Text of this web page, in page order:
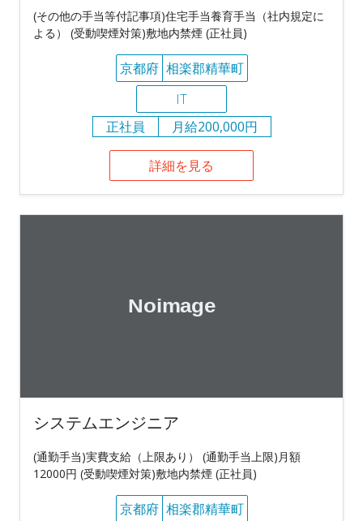
(その他の手当等付記事項)住宅手当養育手当（社内規定に
よる） (受動喫煙対策)敷地内禁煙 (正社員)
京都府 相楽郡精華町
IT
正社員
月給200,000円
詳細を見る
システムエンジニア
(通勤手当)実費支給（上限あり） (通勤手当上限)月額
12000円 (受動喫煙対策)敷地内禁煙 (正社員)
京都府 相楽郡精華町